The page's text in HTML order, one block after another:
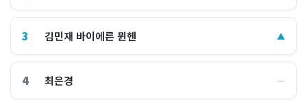
3 김민재 바이에른 뮌헨 ▲
4 최은경 ―